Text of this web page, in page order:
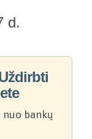
d.
nuo bankų